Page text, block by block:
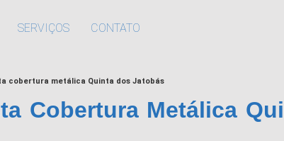
SERVIÇOS CONTATO
cobertura metálica Quinta dos Jatobás
Cobertura Metálica